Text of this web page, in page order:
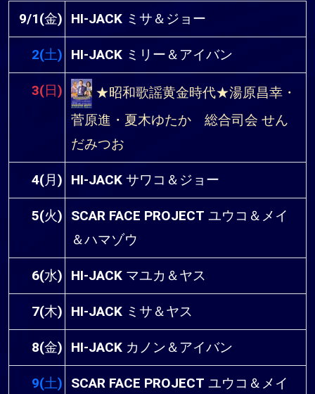
9/1(金) HI-JACK ミサ＆ジョー
2(土) HI-JACK ミリー＆アイバン
3(日)
★昭和歌謡黄金時代★湯原昌幸・
菅原進・夏木ゆたか 総合司会 せん
だみつお
4(月) HI-JACK サワコ＆ジョー
5(火) SCAR FACE PROJECT ユウコ＆メイ
＆ハマゾウ
6(水) HI-JACK マユカ＆ヤス
7(木) HI-JACK ミサ＆ヤス
8(金) HI-JACK カノン＆アイバン
9(土) SCAR FACE PROJECT ユウコ＆メイ